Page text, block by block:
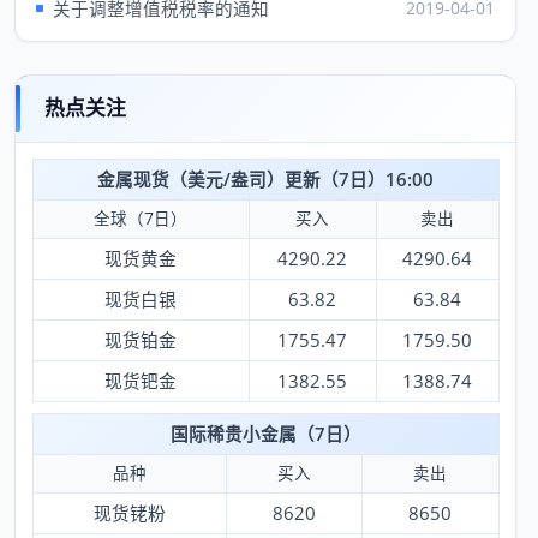
关于调整增值税税率的通知 2019-04-01
热点关注
金属现货（美元/盎司）更新（7日）16:00
全球（7日） 买入 卖出
现货黄金 4290.22
4290.64
现货白银
63.82
63.84
现货铂金
1755.47
1759.50
现货钯金
1382.55 1388.74
国际稀贵小金属（7日）
品种 买入 卖出
现货铑粉 8620 8650